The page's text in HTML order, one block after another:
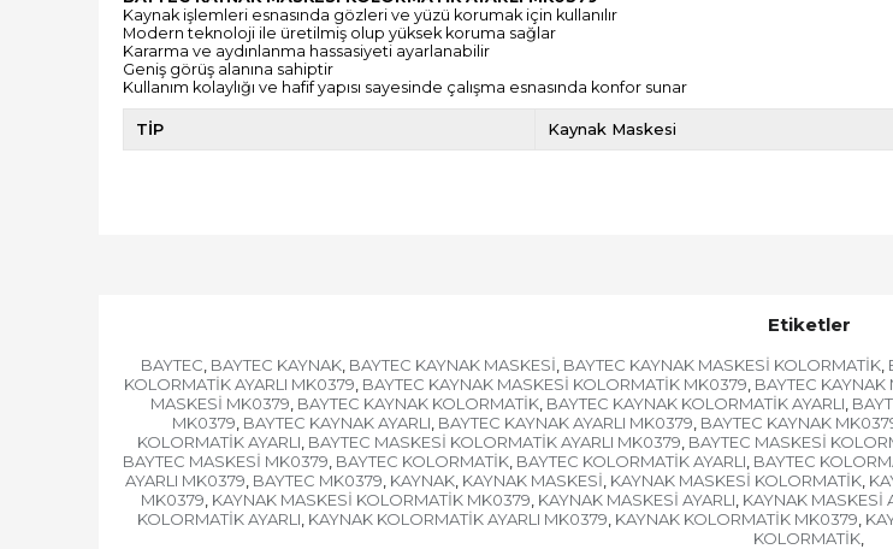
Kaynak işlemleri esnasında gözleri ve yüzü korumak için kullanılır
Modern teknoloji ile üretilmiş olup yüksek koruma sağlar
Kararma ve aydınlanma hassasiyeti ayarlanabilir
Geniş görüş alanına sahiptir
Kullanım kolaylığı ve hafif yapısı sayesinde çalışma esnasında konfor sunar
TİP Kaynak Maskesi
Etiketler
BAYTEC, BAYTEC KAYNAK, BAYTEC KAYNAK MASKESİ, BAYTEC KAYNAK MASKESİ KOLORMATİK,
KOLORMATİK AYARLI MK0379, BAYTEC KAYNAK MASKESİ KOLORMATİK MK0379, BAYTEC KAYNAK
MASKESİ MK0379, BAYTEC KAYNAK KOLORMATİK, BAYTEC KAYNAK KOLORMATİK AYARLI,
MK0379, BAYTEC KAYNAK AYARLI, BAYTEC KAYNAK AYARLI MK0379, BAYTEC KAYNAK
KOLORMATİK AYARLI, BAYTEC MASKESİ KOLORMATİK AYARLI MK0379, BAYTEC MASKESİ
BAYTEC MASKESİ MK0379, BAYTEC KOLORMATİK, BAYTEC KOLORMATİK AYARLI, BAYTEC
AYARLI MK0379, BAYTEC MK0379, KAYNAK, KAYNAK MASKESİ, KAYNAK MASKESİ KOLORMATİK,
MK0379, KAYNAK MASKESİ KOLORMATİK MK0379, KAYNAK MASKESİ AYARLI, KAYNAK MASKESİ
KOLORMATİK AYARLI, KAYNAK KOLORMATİK AYARLI MK0379, KAYNAK KOLORMATİK MK0379,
KOLORMATİK,